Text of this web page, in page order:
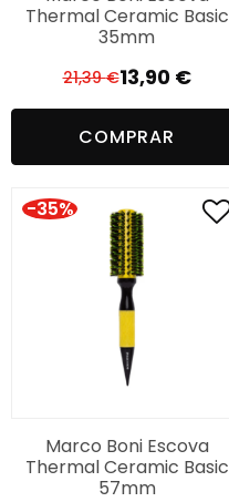
Thermal Ceramic Basic
35mm
21,39€ O
preço
original
era:
13,90 €
O
preço
atual
é:
COMPRAR
-35%
Marco Boni Escova
Thermal Ceramic Basic
57mm